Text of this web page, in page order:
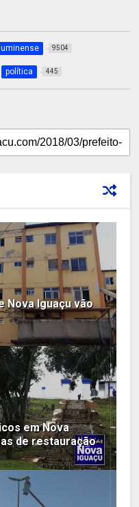
9504
política 445
Nova Iguaçu vão
em Nova
de restauração